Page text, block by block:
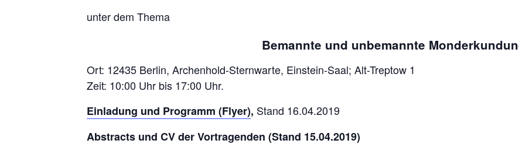
unter dem Thema
Bemannte und unbemannte
Ort: 12435 Berlin, Archenhold-Sternwarte, Einstein-Saal; Alt-Treptow 1
Zeit: 10:00 Uhr bis 17:00 Uhr.
Einladung und Programm (Flyer), Stand 16.04.2019
Abstracts und CV der Vortragenden (Stand 15.04.2019)